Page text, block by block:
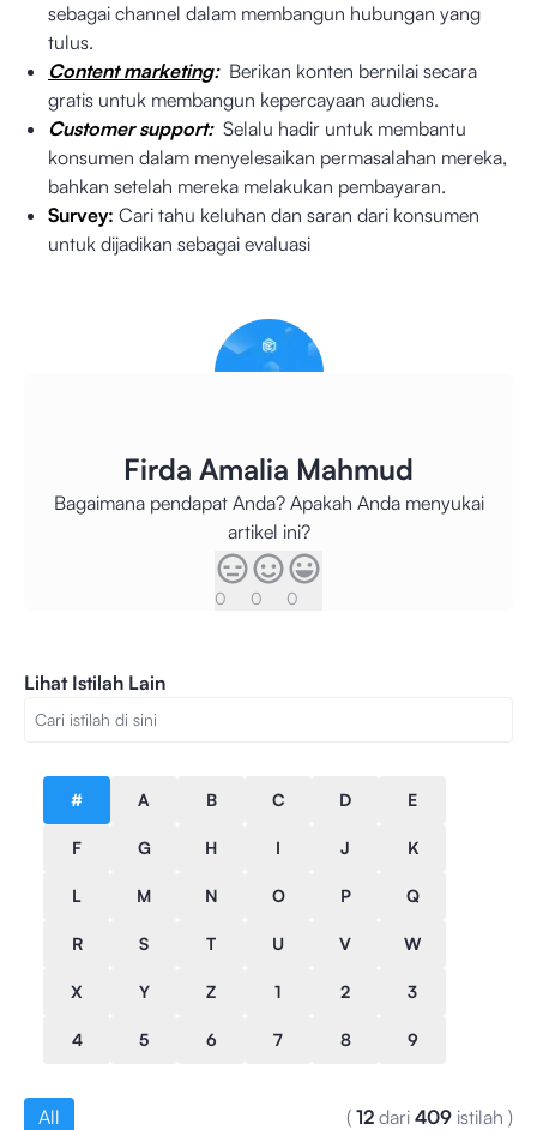
sebagai channel dalam membangun hubungan yang
tulus.
Content marketing: Berikan konten bernilai secara
gratis untuk membangun kepercayaan audiens.
Customer support: Selalu hadir untuk membantu
konsumen dalam menyelesaikan permasalahan mereka,
bahkan setelah mereka melakukan pembayaran.
Survey: Cari tahu keluhan dan saran dari konsumen
untuk dijadikan sebagai evaluasi
Firda Amalia Mahmud
Bagaimana pendapat Anda? Apakah Anda menyukai
artikel ini?
0 0 0
Lihat Istilah Lain
# A B C D E
F G H I J K
L M N O P Q
R S T U V W
X Y Z 1 2 3
4 5 6 7 8 9
All ( 12 dari 409 istilah )